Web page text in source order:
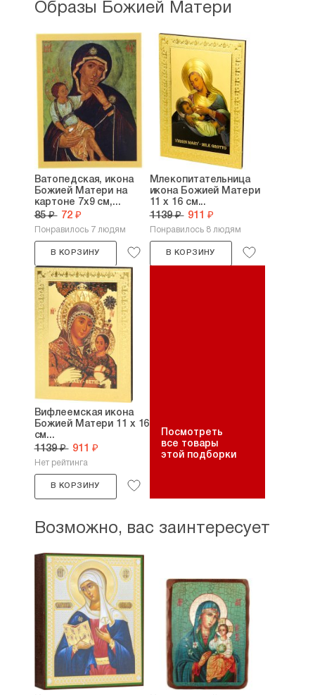
Образы Божией Матери
Ватопедская, икона
Божией Матери на
картоне 7х9 см,...
85 ₽ 72 ₽
Понравилось 7 людям
В КОРЗИНУ
Млекопитательница
икона Божией Матери
11 х 16 см...
1139 ₽ 911 ₽
Понравилось 8 людям
В КОРЗИНУ
Вифлеемская икона
Божией Матери 11 х 16
см...
1139 ₽ 911 ₽
Нет рейтинга
В КОРЗИНУ
Посмотреть
все товары
этой подборки
Возможно, вас заинтересует